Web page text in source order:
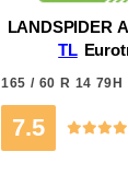
LANDSPIDER
TL
165 / 60 R 14 79H
7.5